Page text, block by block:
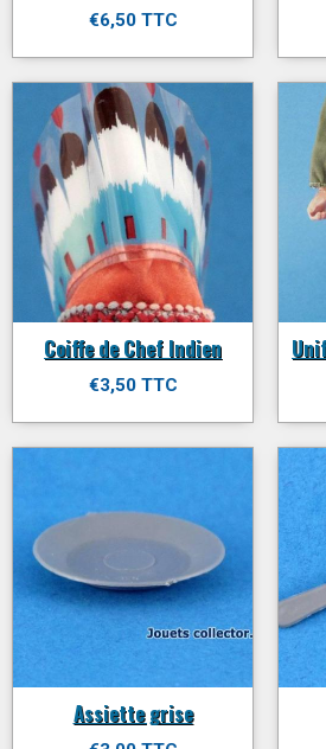
€6,50 TTC
Coiffe de Chef Indien
€3,50 TTC
Assiette grise